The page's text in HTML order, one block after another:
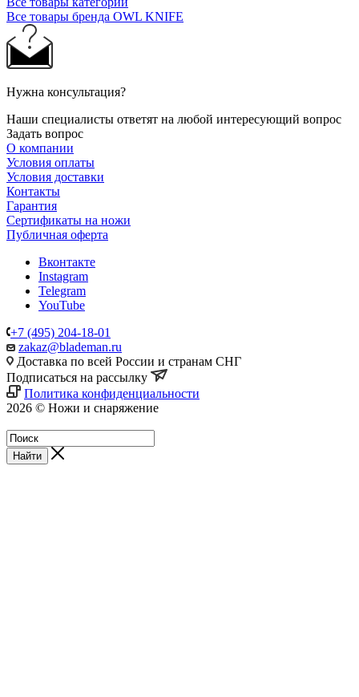
Все товары бренда OWL KNIFE
Нужна консультация?
Наши специалисты ответят на любой интересующий вопрос
Задать вопрос
О компании
Условия оплаты
Условия доставки
Контакты
Гарантия
Сертификаты на ножи
Публичная оферта
Вконтакте
Instagram
Telegram
YouTube
+7 (495) 204-18-01
zakaz@blademan.ru
Доставка по всей России и странам СНГ
Подписаться на рассылку
Политика конфиденциальности
2026 © Ножи и снаряжение
Найти